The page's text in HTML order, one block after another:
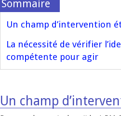
Un champ d’intervention
La nécessité de vérifier
compétente pour agir
Un champ